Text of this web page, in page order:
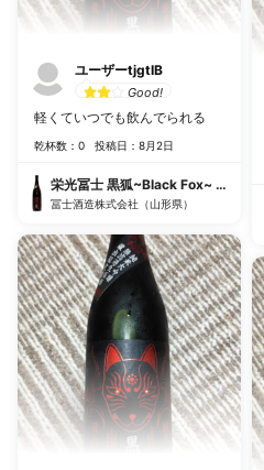
ユーザーtjgtIB
Good!
軽くていつでも飲んでられる
乾杯数：0 投稿日：8月2日
栄光冨士 黒狐~Black Fox~ 純米大
冨士酒造株式会社（山形県）